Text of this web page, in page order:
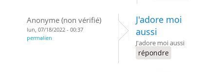
Anonyme (non vérifié)
lun, 07/18/2022 - 00:37
permalien
J'adore moi
aussi
J'adore moi aussi
répondre